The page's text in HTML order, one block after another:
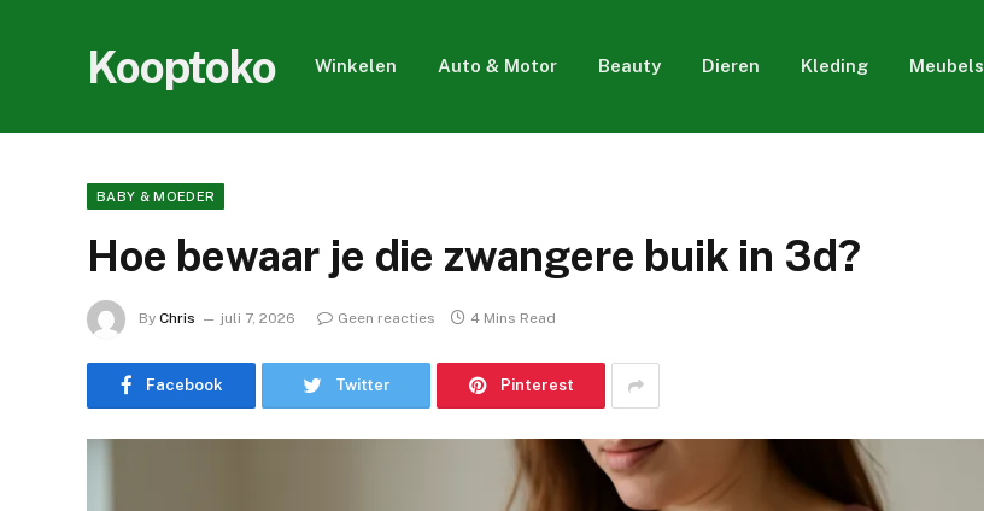
Kooptoko Winkelen Auto & Motor Beauty Dieren Kleding Meubels
BABY & MOEDER
Hoe bewaar je die zwangere buik in 3d?
By Chris juli 7, 2026 Geen reacties 4 Mins Read
Facebook Twitter Pinterest